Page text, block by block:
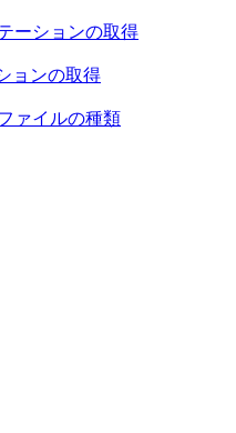
ーションの取得
ョンの取得
ァイルの種類